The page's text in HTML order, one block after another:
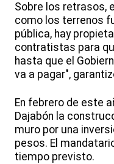
Sobre los retrasos,
como los terrenos
pública, hay
contratistas para
hasta que el
va a pagar",
En febrero de este
Dajabón la
muro por una
pesos. El
tiempo previsto.